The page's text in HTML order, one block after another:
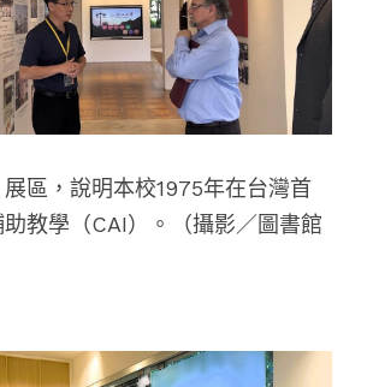
區，說明本校1975年在台灣首
教學（CAI）。（攝影／圖書館